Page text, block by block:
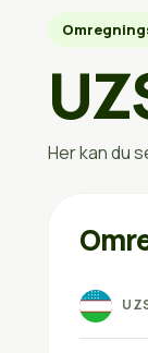
Her kan du